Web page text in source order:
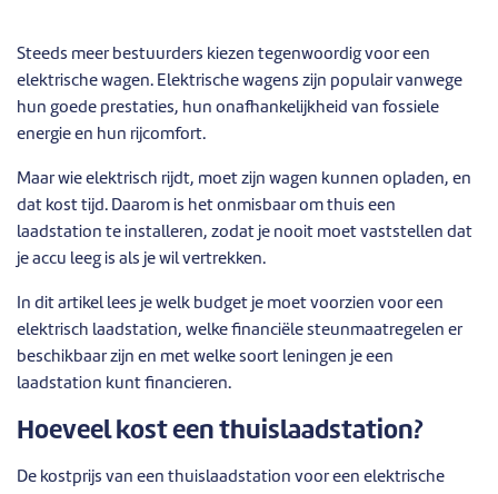
Steeds meer bestuurders kiezen tegenwoordig voor een
elektrische wagen. Elektrische wagens zijn populair vanwege
hun goede prestaties, hun onafhankelijkheid van fossiele
energie en hun rijcomfort.
Maar wie elektrisch rijdt, moet zijn wagen kunnen opladen, en
dat kost tijd. Daarom is het onmisbaar om thuis een
laadstation te installeren, zodat je nooit moet vaststellen dat
je accu leeg is als je wil vertrekken.
In dit artikel lees je welk budget je moet voorzien voor een
elektrisch laadstation, welke financiële steunmaatregelen er
beschikbaar zijn en met welke soort leningen je een
laadstation kunt financieren.
Hoeveel kost een thuislaadstation?
De kostprijs van een thuislaadstation voor een elektrische